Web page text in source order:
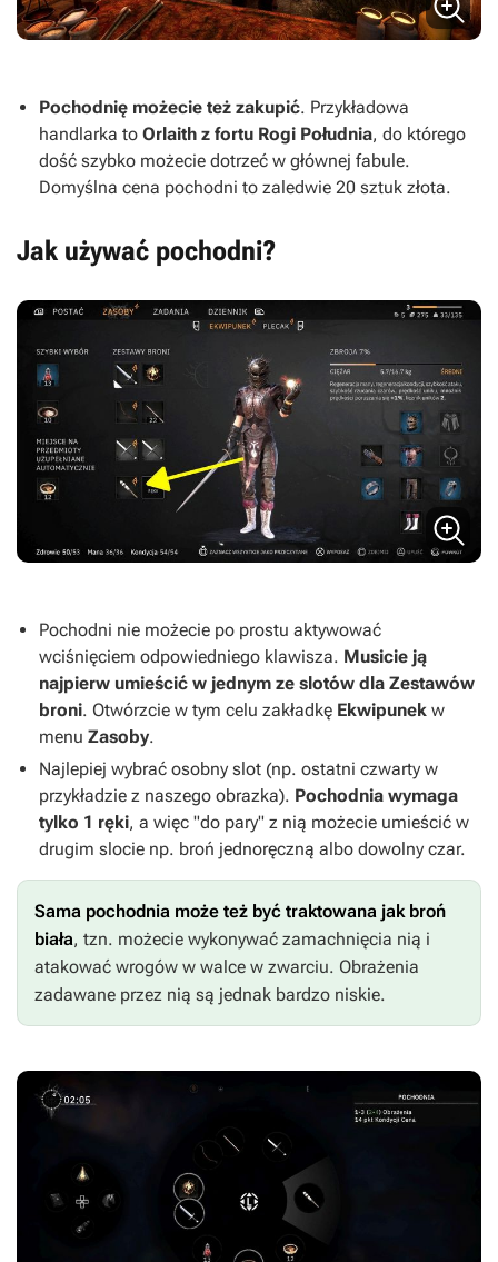
Pochodnię możecie też zakupić. Przykładowa
handlarka to Orlaith z fortu Rogi Południa, do którego
dość szybko możecie dotrzeć w głównej fabule.
Domyślna cena pochodni to zaledwie 20 sztuk złota.
Jak używać pochodni?
Pochodni nie możecie po prostu aktywować
wciśnięciem odpowiedniego klawisza. Musicie ją
najpierw umieścić w jednym ze slotów dla Zestawów
broni. Otwórzcie w tym celu zakładkę Ekwipunek w
menu Zasoby.
Najlepiej wybrać osobny slot (np. ostatni czwarty w
przykładzie z naszego obrazka). Pochodnia wymaga
tylko 1 ręki, a więc "do pary" z nią możecie umieścić w
drugim slocie np. broń jednoręczną albo dowolny czar.
Sama pochodnia może też być traktowana jak broń
biała, tzn. możecie wykonywać zamachnięcia nią i
atakować wrogów w walce w zwarciu. Obrażenia
zadawane przez nią są jednak bardzo niskie.